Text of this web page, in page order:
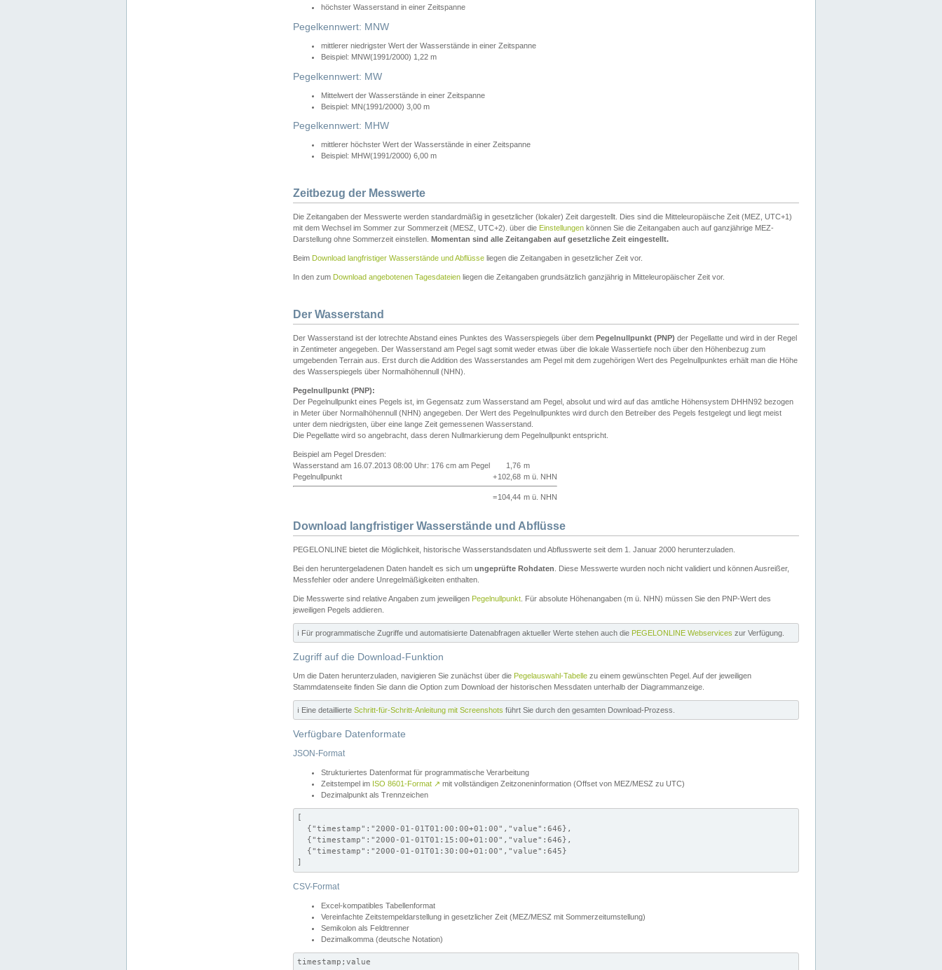
höchster Wasserstand in einer Zeitspanne
Pegelkennwert: MNW
mittlerer niedrigster Wert der Wasserstände in einer Zeitspanne
Beispiel: MNW(1991/2000) 1,22 m
Pegelkennwert: MW
Mittelwert der Wasserstände in einer Zeitspanne
Beispiel: MN(1991/2000) 3,00 m
Pegelkennwert: MHW
mittlerer höchster Wert der Wasserstände in einer Zeitspanne
Beispiel: MHW(1991/2000) 6,00 m
Zeitbezug der Messwerte
Die Zeitangaben der Messwerte werden standardmäßig in gesetzlicher (lokaler) Zeit dargestellt. Dies sind die Mitteleuropäische Zeit (MEZ, UTC+1)
mit dem Wechsel im Sommer zur Sommerzeit (MESZ, UTC+2). über die Einstellungen können Sie die Zeitangaben auch auf ganzjährige MEZ-
Darstellung ohne Sommerzeit einstellen. Momentan sind alle Zeitangaben auf gesetzliche Zeit eingestellt.
Beim Download langfristiger Wasserstände und Abflüsse liegen die Zeitangaben in gesetzlicher Zeit vor.
In den zum Download angebotenen Tagesdateien liegen die Zeitangaben grundsätzlich ganzjährig in Mitteleuropäischer Zeit vor.
Der Wasserstand
Der Wasserstand ist der lotrechte Abstand eines Punktes des Wasserspiegels über dem Pegelnullpunkt (PNP) der Pegellatte und wird in der Regel
in Zentimeter angegeben. Der Wasserstand am Pegel sagt somit weder etwas über die lokale Wassertiefe noch über den Höhenbezug zum
umgebenden Terrain aus. Erst durch die Addition des Wasserstandes am Pegel mit dem zugehörigen Wert des Pegelnullpunktes erhält man die Höhe
des Wasserspiegels über Normalhöhennull (NHN).
Pegelnullpunkt (PNP):
Der Pegelnullpunkt eines Pegels ist, im Gegensatz zum Wasserstand am Pegel, absolut und wird auf das amtliche Höhensystem DHHN92 bezogen
in Meter über Normalhöhennull (NHN) angegeben. Der Wert des Pegelnullpunktes wird durch den Betreiber des Pegels festgelegt und liegt meist
unter dem niedrigsten, über eine lange Zeit gemessenen Wasserstand.
Die Pegellatte wird so angebracht, dass deren Nullmarkierung dem Pegelnullpunkt entspricht.
Beispiel am Pegel Dresden:
Wasserstand am 16.07.2013 08:00 Uhr: 176 cm am Pegel
1,76 m
Pegelnullpunkt
+102,68 m ü. NHN
=104,44 m ü. NHN
Download langfristiger Wasserstände und Abflüsse
PEGELONLINE bietet die Möglichkeit, historische Wasserstandsdaten und Abflusswerte seit dem 1. Januar 2000 herunterzuladen.
Bei den heruntergeladenen Daten handelt es sich um ungeprüfte Rohdaten . Diese Messwerte wurden noch nicht validiert und können Ausreißer,
Messfehler oder andere Unregelmäßigkeiten enthalten.
Die Messwerte sind relative Angaben zum jeweiligen Pegelnullpunkt . Für absolute Höhenangaben (m ü. NHN) müssen Sie den PNP-Wert des
jeweiligen Pegels addieren.
ℹ️ Für programmatische Zugriffe und automatisierte Datenabfragen aktueller Werte stehen auch die PEGELONLINE Webservices zur Verfügung.
Zugriff auf die Download-Funktion
Um die Daten herunterzuladen, navigieren Sie zunächst über die Pegelauswahl-Tabelle zu einem gewünschten Pegel. Auf der jeweiligen
Stammdatenseite finden Sie dann die Option zum Download der historischen Messdaten unterhalb der Diagrammanzeige.
ℹ️ Eine detaillierte Schritt-für-Schritt-Anleitung mit Screenshots führt Sie durch den gesamten Download-Prozess.
Verfügbare Datenformate
JSON-Format
Strukturiertes Datenformat für programmatische Verarbeitung
Zeitstempel im ISO 8601-Format ↗ mit vollständigen Zeitzoneninformation (Offset von MEZ/MESZ zu UTC)
Dezimalpunkt als Trennzeichen
[
  {"timestamp":"2000-01-01T01:00:00+01:00","value":646},
  {"timestamp":"2000-01-01T01:15:00+01:00","value":646},
  {"timestamp":"2000-01-01T01:30:00+01:00","value":645}
]
CSV-Format
Excel-kompatibles Tabellenformat
Vereinfachte Zeitstempeldarstellung in gesetzlicher Zeit (MEZ/MESZ mit Sommerzeitumstellung)
Semikolon als Feldtrenner
Dezimalkomma (deutsche Notation)
timestamp;value